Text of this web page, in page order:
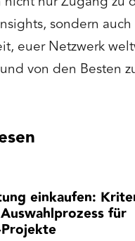
sondern
euer Netzwerk
von den Besten
einkaufen:
für